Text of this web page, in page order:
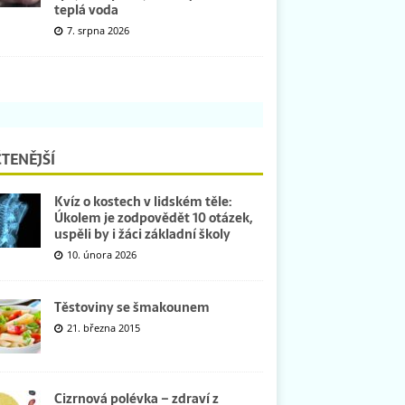
teplá voda
7. srpna 2026
Kvíz o kostech v lidském těle:
Úkolem je zodpovědět 10 otázek,
uspěli by i žáci základní školy
10. února 2026
Těstoviny se šmakounem
21. března 2015
Cizrnová polévka – zdraví z